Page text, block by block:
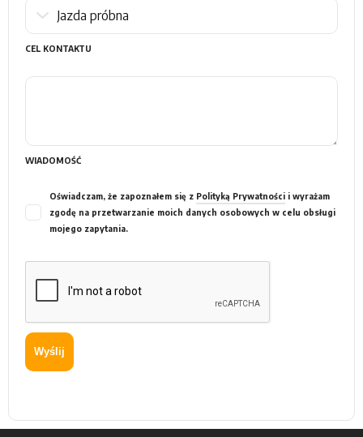
CEL KONTAKTU
WIADOMOŚĆ
Oświadczam, że zapoznałem się z Polityką Prywatności i wyrażam
zgodę na przetwarzanie moich danych osobowych w celu obsługi
mojego zapytania.
Wyślij